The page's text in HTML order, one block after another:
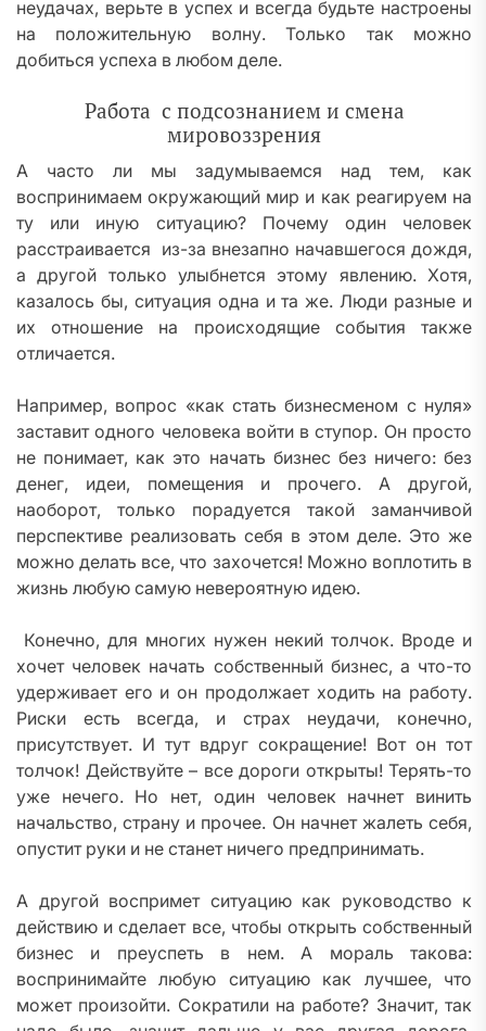
неудачах, верьте в успех и всегда будьте настроены
на положительную волну. Только так можно
добиться успеха в любом деле.
Работа с подсознанием и смена
мировоззрения
А часто ли мы задумываемся над тем, как
воспринимаем окружающий мир и как реагируем на
ту или иную ситуацию? Почему один человек
расстраивается из-за внезапно начавшегося дождя,
а другой только улыбнется этому явлению. Хотя,
казалось бы, ситуация одна и та же. Люди разные и
их отношение на происходящие события также
отличается.
Например, вопрос «как стать бизнесменом с нуля»
заставит одного человека войти в ступор. Он просто
не понимает, как это начать бизнес без ничего: без
денег, идеи, помещения и прочего. А другой,
наоборот, только порадуется такой заманчивой
перспективе реализовать себя в этом деле. Это же
можно делать все, что захочется! Можно воплотить в
жизнь любую самую невероятную идею.
Конечно, для многих нужен некий толчок. Вроде и
хочет человек начать собственный бизнес, а что-то
удерживает его и он продолжает ходить на работу.
Риски есть всегда, и страх неудачи, конечно,
присутствует. И тут вдруг сокращение! Вот он тот
толчок! Действуйте – все дороги открыты! Терять-то
уже нечего. Но нет, один человек начнет винить
начальство, страну и прочее. Он начнет жалеть себя,
опустит руки и не станет ничего предпринимать.
А другой воспримет ситуацию как руководство к
действию и сделает все, чтобы открыть собственный
бизнес и преуспеть в нем. А мораль такова:
воспринимайте любую ситуацию как лучшее, что
может произойти. Сократили на работе? Значит, так